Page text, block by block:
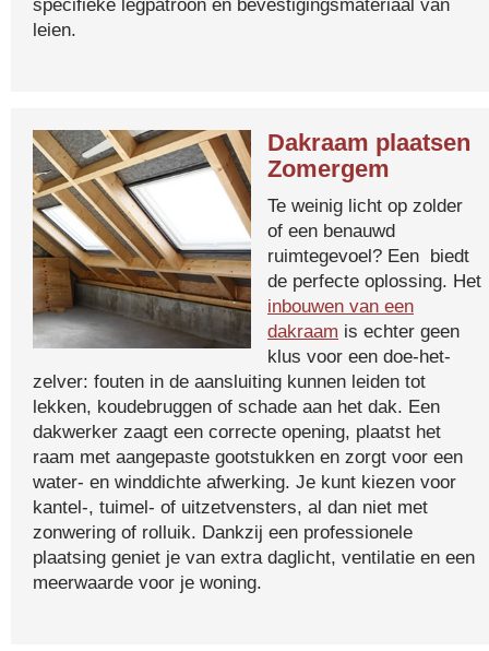
specifieke legpatroon en bevestigingsmateriaal van
leien.
Dakraam plaatsen
Zomergem
Te weinig licht op zolder
of een benauwd
ruimtegevoel? Een biedt
de perfecte oplossing. Het
inbouwen van een
dakraam is echter geen
klus voor een doe-het-
zelver: fouten in de aansluiting kunnen leiden tot
lekken, koudebruggen of schade aan het dak. Een
dakwerker zaagt een correcte opening, plaatst het
raam met aangepaste gootstukken en zorgt voor een
water- en winddichte afwerking. Je kunt kiezen voor
kantel-, tuimel- of uitzetvensters, al dan niet met
zonwering of rolluik. Dankzij een professionele
plaatsing geniet je van extra daglicht, ventilatie en een
meerwaarde voor je woning.